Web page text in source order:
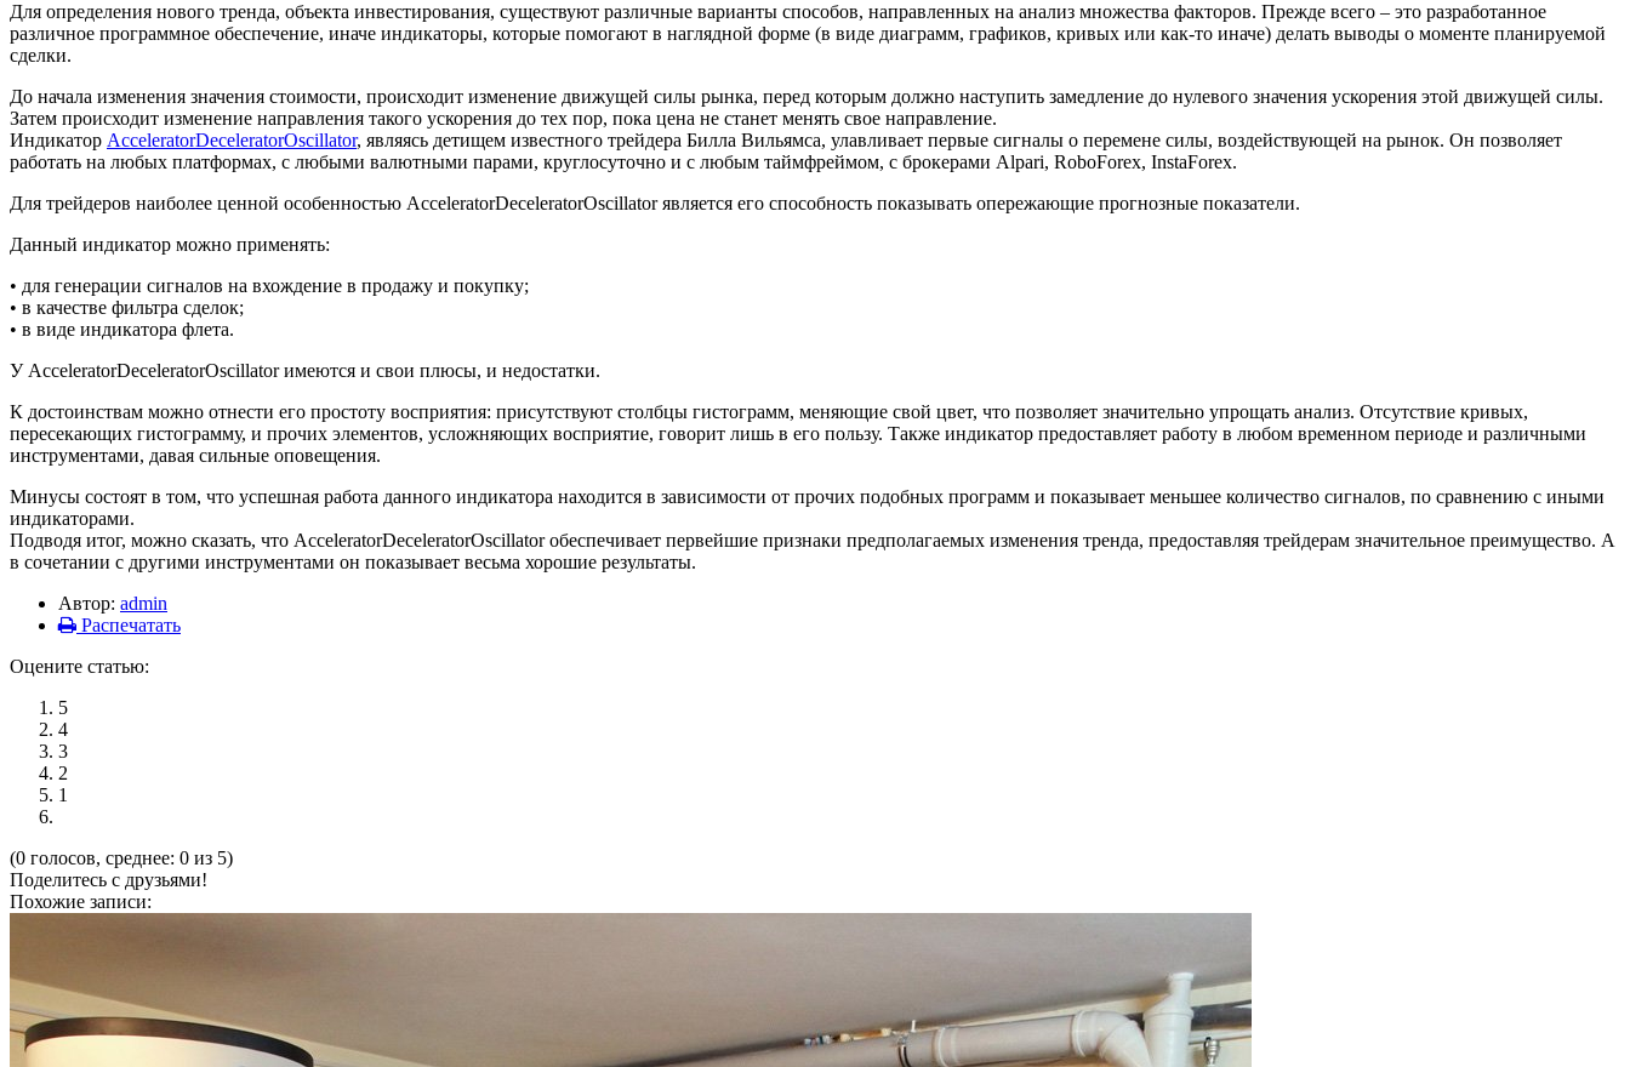
Для определения нового тренда, объекта инвестирования, существуют различные варианты способов, направленных на анализ множества факторов. Прежде всего – это разработанное
различное программное обеспечение, иначе индикаторы, которые помогают в наглядной форме (в виде диаграмм, графиков, кривых или как-то иначе) делать выводы о моменте планируемой
сделки.
До начала изменения значения стоимости, происходит изменение движущей силы рынка, перед которым должно наступить замедление до нулевого значения ускорения этой движущей силы.
Затем происходит изменение направления такого ускорения до тех пор, пока цена не станет менять свое направление.
Индикатор AcceleratorDeceleratorOscillator, являясь детищем известного трейдера Билла Вильямса, улавливает первые сигналы о перемене силы, воздействующей на рынок. Он позволяет
работать на любых платформах, с любыми валютными парами, круглосуточно и с любым таймфреймом, с брокерами Alpari, RoboForex, InstaForex.
Для трейдеров наиболее ценной особенностью AcceleratorDeceleratorOscillator является его способность показывать опережающие прогнозные показатели.
Данный индикатор можно применять:
• для генерации сигналов на вхождение в продажу и покупку;
• в качестве фильтра сделок;
• в виде индикатора флета.
У AcceleratorDeceleratorOscillator имеются и свои плюсы, и недостатки.
К достоинствам можно отнести его простоту восприятия: присутствуют столбцы гистограмм, меняющие свой цвет, что позволяет значительно упрощать анализ. Отсутствие кривых,
пересекающих гистограмму, и прочих элементов, усложняющих восприятие, говорит лишь в его пользу. Также индикатор предоставляет работу в любом временном периоде и различными
инструментами, давая сильные оповещения.
Минусы состоят в том, что успешная работа данного индикатора находится в зависимости от прочих подобных программ и показывает меньшее количество сигналов, по сравнению с иными
индикаторами.
Подводя итог, можно сказать, что AcceleratorDeceleratorOscillator обеспечивает первейшие признаки предполагаемых изменения тренда, предоставляя трейдерам значительное преимущество. А
в сочетании с другими инструментами он показывает весьма хорошие результаты.
Автор: admin
Распечатать
Оцените статью:
5
4
3
2
1
(0 голосов, среднее: 0 из 5)
Поделитесь с друзьями!
Похожие записи: